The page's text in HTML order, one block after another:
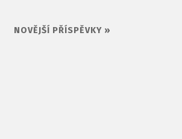
NOVĚJŠÍ PŘÍSPĚVKY »